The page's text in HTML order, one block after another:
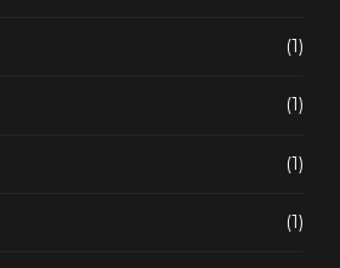
(1)
(1)
(1)
(1)